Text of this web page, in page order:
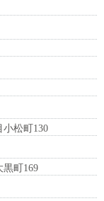
松町130
町169